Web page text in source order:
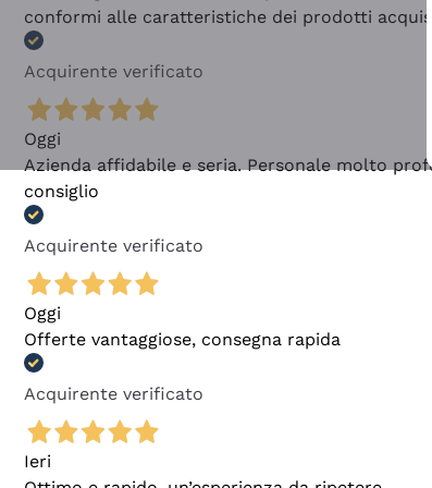
conformi alle caratteristiche dei prodotti
Acquirente verificato
Oggi
Azienda affidabile e seria. Personale molto
consiglio
Acquirente verificato
Oggi
Offerte vantaggiose, consegna rapida
Acquirente verificato
Ieri